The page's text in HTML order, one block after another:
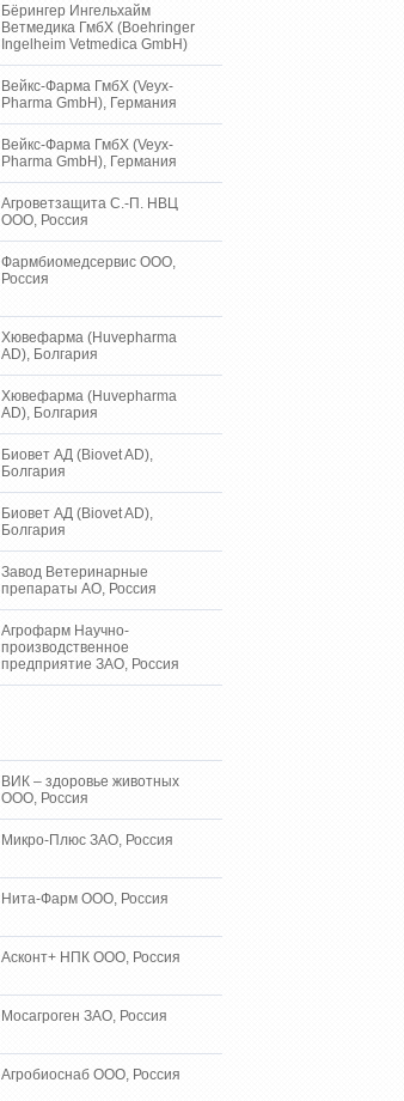
Бёрингер Ингельхайм
Ветмедика ГмбХ (Boehringer
Ingelheim Vetmedica GmbH)
Вейкс-Фарма ГмбХ (Veyx-
Pharma GmbH), Германия
Вейкс-Фарма ГмбХ (Veyx-
Pharma GmbH), Германия
Агроветзащита С.-П. НВЦ
ООО, Россия
Фармбиомедсервис ООО,
Россия
Хювефарма (Huvepharma
AD), Болгария
Хювефарма (Huvepharma
AD), Болгария
Биовет АД (Biovet AD),
Болгария
Биовет АД (Biovet AD),
Болгария
Завод Ветеринарные
препараты АО, Россия
Агрофарм Научно-
производственное
предприятие ЗАО, Россия
ВИК – здоровье животных
ООО, Россия
Микро-Плюс ЗАО, Россия
Нита-Фарм ООО, Россия
Асконт+ НПК ООО, Россия
Мосагроген ЗАО, Россия
Агробиоснаб ООО, Россия